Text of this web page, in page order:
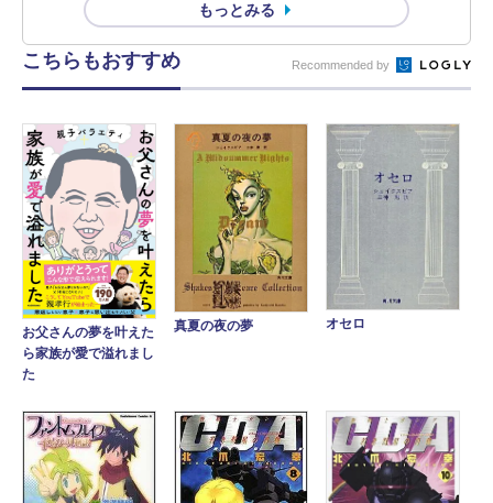
もっとみる
こちらもおすすめ Recommended by
お父さんの夢を叶えた
ら家族が愛で溢れまし
た
真夏の夜の夢 オセロ